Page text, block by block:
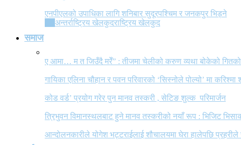
एनपीएलको उपाधिका लागि शनिबार सुदूरपश्चिम र जनकपुर भिड्ने
अन्तर्राष्ट्रिय खेलकुदराष्ट्रिय खेलकुद
समाज
ए आमा… म त जिउँदै मरेँ” : तीजमा चेलीको करुण व्यथा बोकेको गितको
गायिका एलिना चौहान र पवन परिवारको ‘सिस्नोले पोल्यो’ मा
कोड वर्ड’ प्रयोग गरेर पुन मानव तस्करी , सेटिङ शुल्क परिमार्जन
त्रिभुवन विमानस्थलबाट हुने मानव तस्करीको नयाँ रूप : भिजिट
आन्दोलनकारीले योगेश भट्टराईलाई शौचालयमा घेरा हालेपछि प्रहरीले